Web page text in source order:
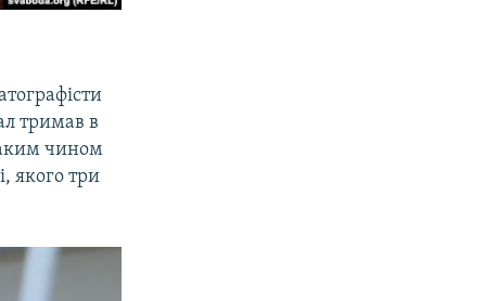
тримав в
чином
якого три